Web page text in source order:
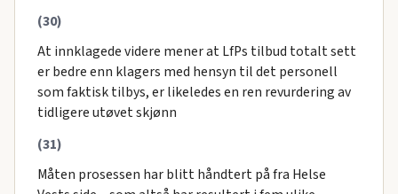
(30)
At innklagede videre mener at LfPs tilbud totalt sett
er bedre enn klagers med hensyn til det personell
som faktisk tilbys, er likeledes en ren revurdering av
tidligere utøvet skjønn
(31)
Måten prosessen har blitt håndtert på fra Helse